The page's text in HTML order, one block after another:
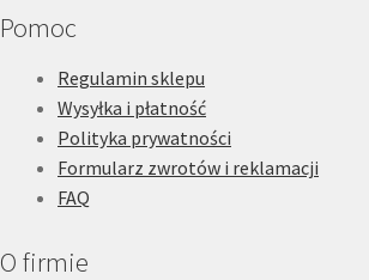
Pomoc
Regulamin sklepu
Wysyłka i płatność
Polityka prywatności
Formularz zwrotów i reklamacji
FAQ
O firmie